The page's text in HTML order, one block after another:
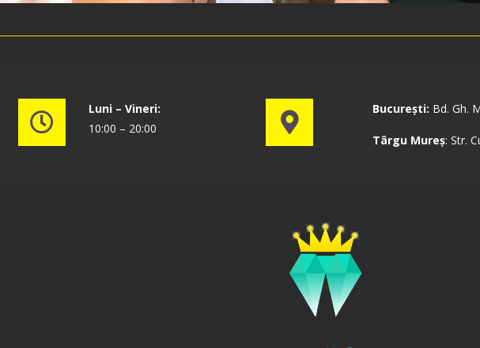
Luni – Vineri:
10:00 – 20:00
București: Bd. Gh.
Târgu Mureș: Str.